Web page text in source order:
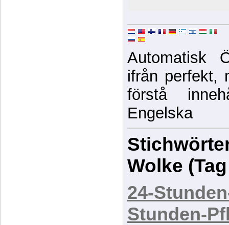
Automatisk
ifrån perfekt,
förstå
Engelska
Wolke
24-
Stunden-